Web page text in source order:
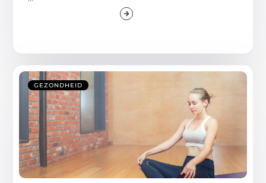
GEZONDHEID